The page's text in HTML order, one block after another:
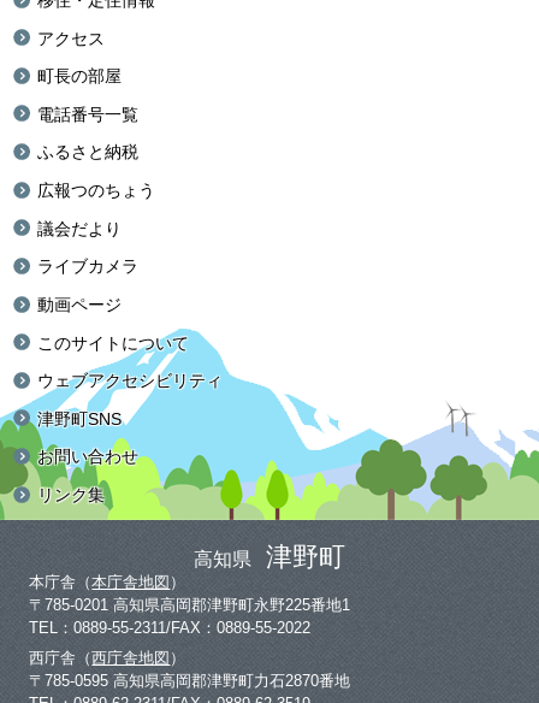
アクセス
町長の部屋
電話番号一覧
ふるさと納税
広報つのちょう
議会だより
ライブカメラ
動画ページ
このサイトについて
ウェブアクセシビリティ
津野町SNS
お問い合わせ
リンク集
高知県 津野町
本庁舎（本庁舎地図 ）
〒785-0201 高知県高岡郡津野町永野225番地1
TEL：0889-55-2311/FAX：0889-55-2022
西庁舎（西庁舎地図 ）
〒785-0595 高知県高岡郡津野町力石2870番地